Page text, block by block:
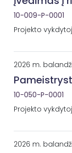
10-009-P-0001
Projekto
2026 m.
10-050-P-0001
Projekto
2026 m.